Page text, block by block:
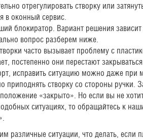
отрегулировать створку или
в оконный сервис.
блокиратор. Вариант решения
вопрос разберем ниже.
часто вызывает проблему с
постепенно они перестают
исправить ситуацию можно даже при
приподнять створку со стороны ручки.
«закрыто». Но если вы не
ситуациях, то обращайтесь к
различные ситуации, что делать, если